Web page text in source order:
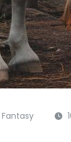
Fantasy